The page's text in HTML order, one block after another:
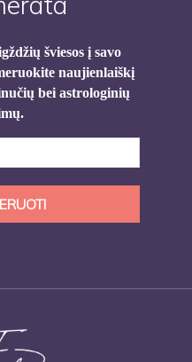
šviesos į savo
naujienlaiškį
bei astrologinių